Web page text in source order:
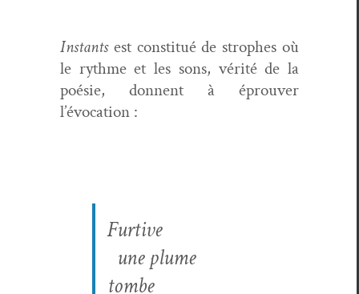
Instantsest con­sti­tué de stro­phes où
le rythme et les sons, vérité de la
poésie, don­nent à éprou­ver
l’évocation :
Furtive
une plume
tombe